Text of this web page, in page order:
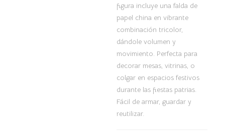
figura incluye una falda de
papel china en vibrante
combinación tricolor,
dándole volumen y
movimiento. Perfecta para
decorar mesas, vitrinas, o
colgar en espacios festivos
durante las fiestas patrias.
Fácil de armar, guardar y
reutilizar.